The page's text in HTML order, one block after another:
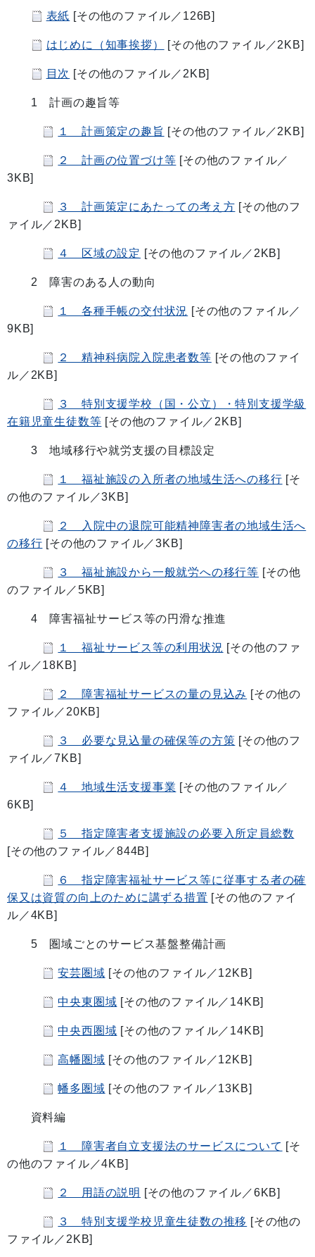
表紙 [その他のファイル／126B]
はじめに（知事挨拶） [その他のファイル／2KB]
目次 [その他のファイル／2KB]
1 計画の趣旨等
１ 計画策定の趣旨 [その他のファイル／2KB]
２ 計画の位置づけ等 [その他のファイル／
3KB]
３ 計画策定にあたっての考え方 [その他のフ
ァイル／2KB]
４ 区域の設定 [その他のファイル／2KB]
2 障害のある人の動向
１ 各種手帳の交付状況 [その他のファイル／
9KB]
２ 精神科病院入院患者数等 [その他のファイ
ル／2KB]
３ 特別支援学校（国・公立）・特別支援学級
在籍児童生徒数等 [その他のファイル／2KB]
3 地域移行や就労支援の目標設定
１ 福祉施設の入所者の地域生活への移行 [そ
の他のファイル／3KB]
２ 入院中の退院可能精神障害者の地域生活へ
の移行 [その他のファイル／3KB]
３ 福祉施設から一般就労への移行等 [その他
のファイル／5KB]
4 障害福祉サービス等の円滑な推進
１ 福祉サービス等の利用状況 [その他のファ
イル／18KB]
２ 障害福祉サービスの量の見込み [その他の
ファイル／20KB]
３ 必要な見込量の確保等の方策 [その他のフ
ァイル／7KB]
４ 地域生活支援事業 [その他のファイル／
6KB]
５ 指定障害者支援施設の必要入所定員総数
[その他のファイル／844B]
６ 指定障害福祉サービス等に従事する者の確
保又は資質の向上のために講ずる措置 [その他のファイ
ル／4KB]
5 圏域ごとのサービス基盤整備計画
安芸圏域 [その他のファイル／12KB]
中央東圏域 [その他のファイル／14KB]
中央西圏域 [その他のファイル／14KB]
高幡圏域 [その他のファイル／12KB]
幡多圏域 [その他のファイル／13KB]
資料編
１ 障害者自立支援法のサービスについて [そ
の他のファイル／4KB]
２ 用語の説明 [その他のファイル／6KB]
３ 特別支援学校児童生徒数の推移 [その他の
ファイル／2KB]